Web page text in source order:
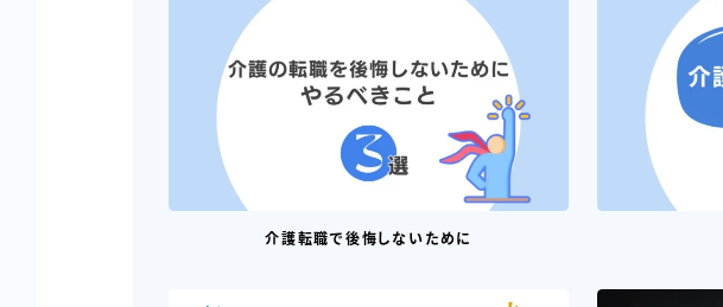
介護転職で後悔しないために